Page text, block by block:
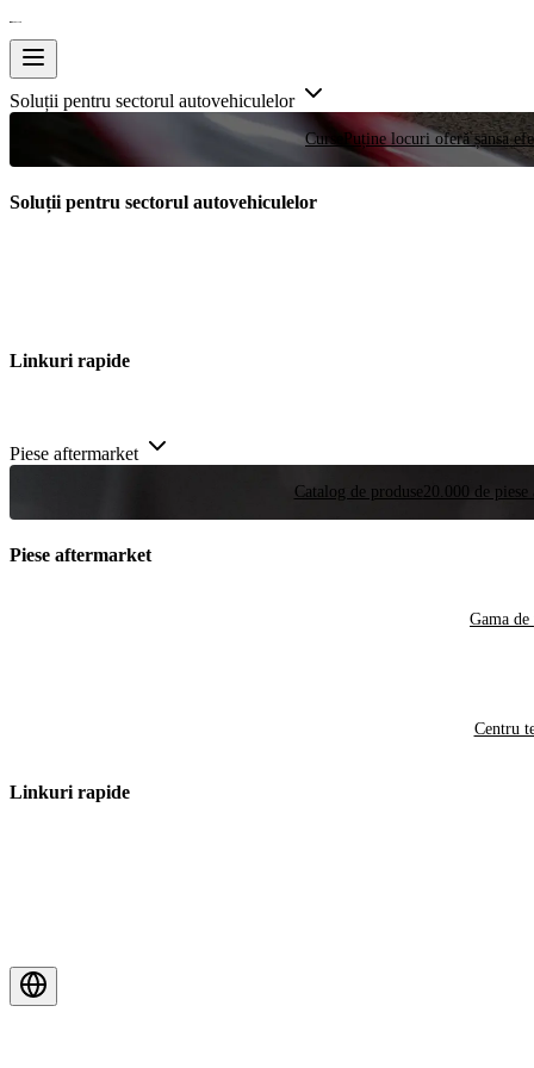
Soluții pentru sectorul autovehiculelor
Curse Puține locuri oferă șansa
Soluții pentru sectorul autovehiculelor
Linkuri rapide
Piese aftermarket
Catalog de produse 20.000 de
Piese aftermarket
Gama de
Centru
Linkuri rapide